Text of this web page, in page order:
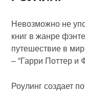
Невозможно не
книг в жанре
путешествие в
– “Гарри Поттер и
Роулинг создает